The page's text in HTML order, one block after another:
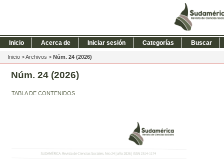
Inicio Acerca de Iniciar sesión Categorías Buscar
Inicio >Archivos > Núm. 24 (2026)
Núm. 24 (2026)
TABLA DE CONTENIDOS